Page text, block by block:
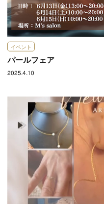
イベント
パールフェア
2025.4.10